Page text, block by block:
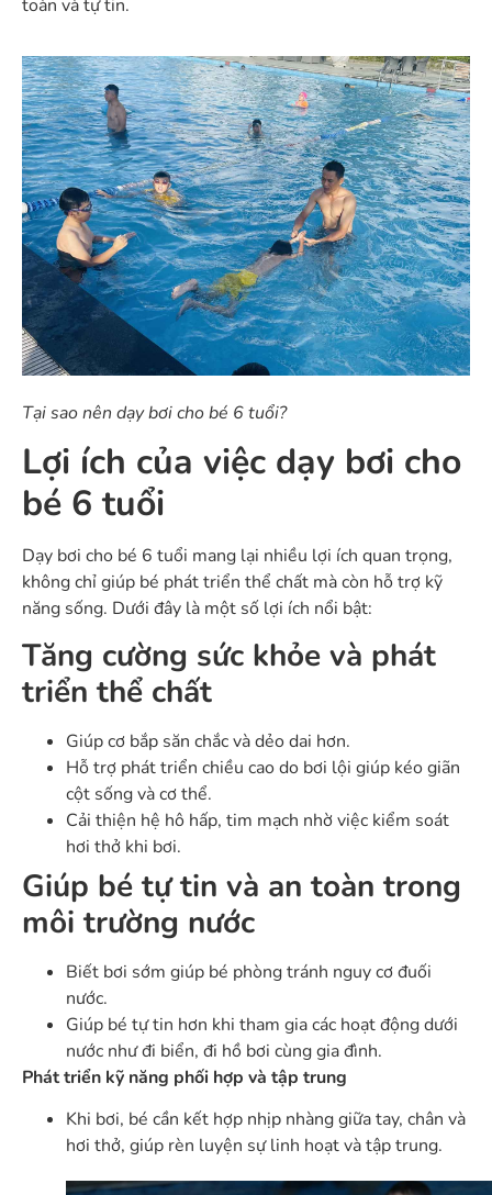
toàn và tự tin.
Tại sao nên dạy bơi cho bé 6 tuổi?
Lợi ích của việc dạy bơi cho
bé 6 tuổi
Dạy bơi cho bé 6 tuổi mang lại nhiều lợi ích quan trọng,
không chỉ giúp bé phát triển thể chất mà còn hỗ trợ kỹ
năng sống. Dưới đây là một số lợi ích nổi bật:
Tăng cường sức khỏe và phát
triển thể chất
Giúp cơ bắp săn chắc và dẻo dai hơn.
Hỗ trợ phát triển chiều cao do bơi lội giúp kéo giãn
cột sống và cơ thể.
Cải thiện hệ hô hấp, tim mạch nhờ việc kiểm soát
hơi thở khi bơi.
Giúp bé tự tin và an toàn trong
môi trường nước
Biết bơi sớm giúp bé phòng tránh nguy cơ đuối
nước.
Giúp bé tự tin hơn khi tham gia các hoạt động dưới
nước như đi biển, đi hồ bơi cùng gia đình.
Phát triển kỹ năng phối hợp và tập trung
Khi bơi, bé cần kết hợp nhịp nhàng giữa tay, chân và
hơi thở, giúp rèn luyện sự linh hoạt và tập trung.